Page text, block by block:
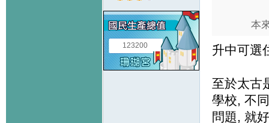
123200
本
升中可選
至於太古
學校, 不
問題, 就